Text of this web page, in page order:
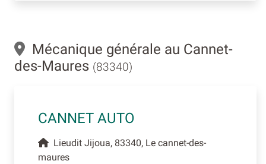
Mécanique générale au Cannet-
des-Maures (83340)
CANNET AUTO
Lieudit Jijoua, 83340, Le cannet-des-
maures